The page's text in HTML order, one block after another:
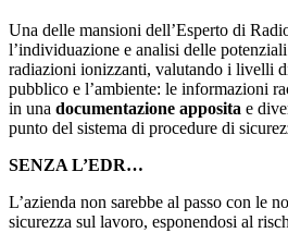
Una delle mansioni dell’Esperto di
l’individuazione e analisi delle
radiazioni ionizzanti, valutando i livelli
pubblico e l’ambiente: le informazioni
in una documentazione apposita e
punto del sistema di procedure di
SENZA L’EDR…
L’azienda non sarebbe al passo con le
sicurezza sul lavoro, esponendosi al